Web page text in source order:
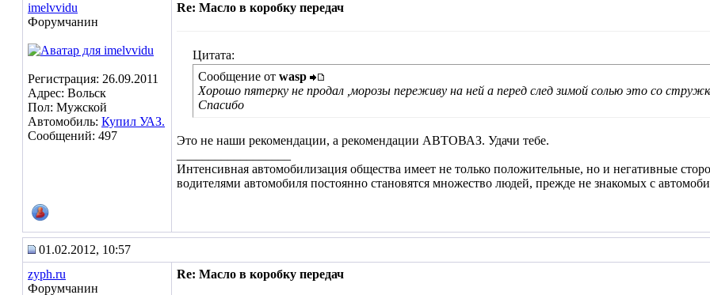
imelvvidu
Форумчанин
Регистрация: 26.09.2011
Адрес: Вольск
Пол: Мужской
Автомобиль: Купил УАЗ.
Сообщений: 497
Re: Масло в коробку передач
Цитата:
Сообщение от wasp
Хорошо пятерку не продал ,морозы переживу на ней а перед след зимой солью это со
Спасибо
Это не наши рекомендации, а рекомендации АВТОВАЗ. Удачи тебе.
Интенсивная автомобилизация общества имеет не только положительные, но и негативные
водителями автомобиля постоянно становятся множество людей, прежде не знакомых с
01.02.2012, 10:57
zyph.ru
Форумчанин
Re: Масло в коробку передач